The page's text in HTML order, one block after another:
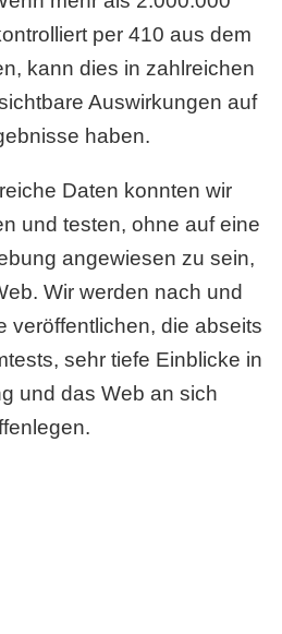
per 410 aus dem
kann dies in zahlreichen
Auswirkungen auf
haben.
Daten konnten wir
und testen, ohne auf eine
angewiesen zu sein,
Wir werden nach und
veröffentlichen, die abseits
sehr tiefe Einblicke in
und das Web an sich